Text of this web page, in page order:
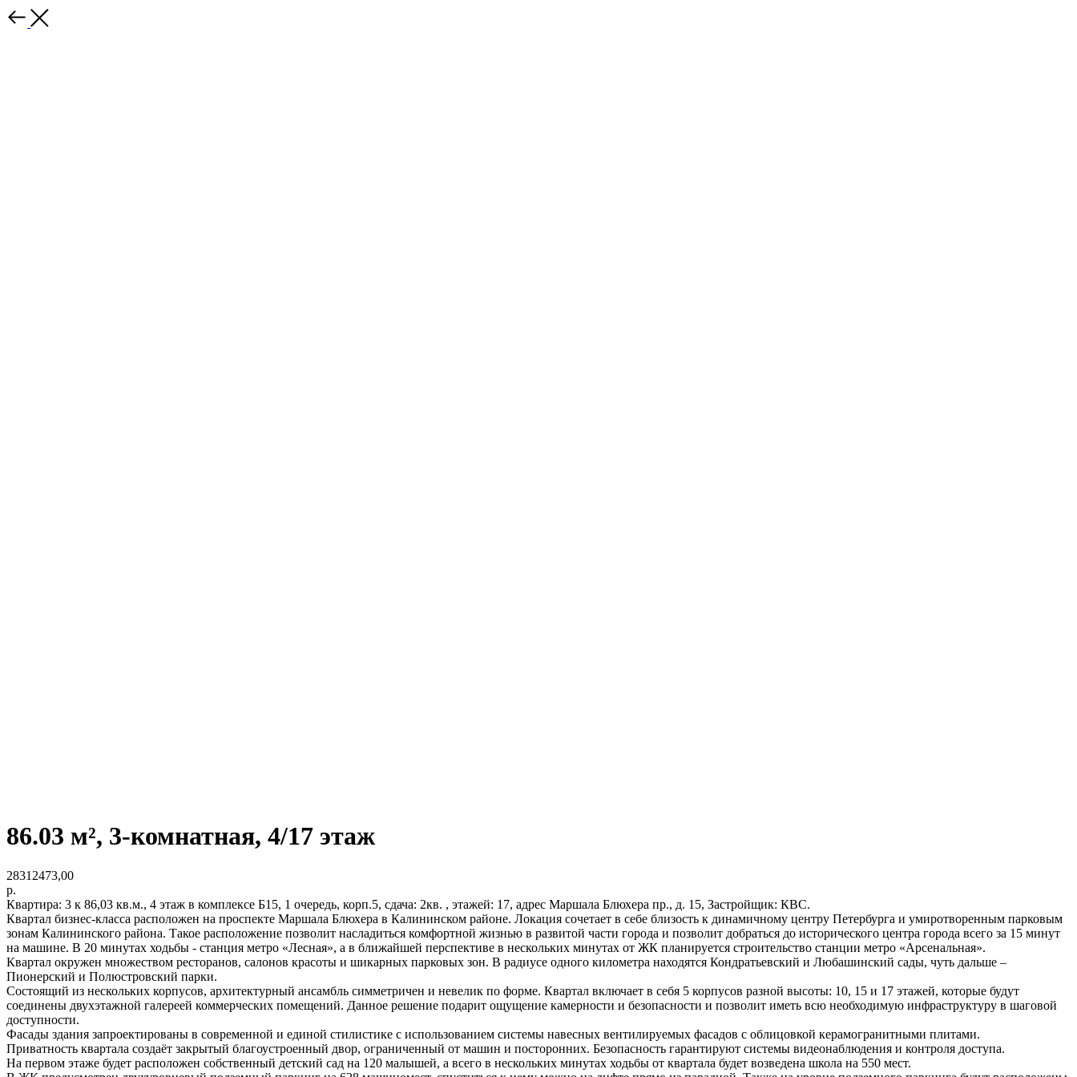
86.03 м², 3-комнатная, 4/17 этаж
28312473,00
р.
Квартира: 3 к 86,03 кв.м., 4 этаж в комплексе Б15, 1 очередь, корп.5, сдача: 2кв. , этажей: 17, адрес Маршала Блюхера пр., д. 15, Застройщик: КВС.
Квартал бизнес-класса расположен на проспекте Маршала Блюхера в Калининском районе. Локация сочетает в себе близость к динамичному центру Петербурга и умиротворенным парковым
зонам Калининского района. Такое расположение позволит насладиться комфортной жизнью в развитой части города и позволит добраться до исторического центра города всего за 15 минут
на машине. В 20 минутах ходьбы - станция метро «Лесная», а в ближайшей перспективе в нескольких минутах от ЖК планируется строительство станции метро «Арсенальная».
Квартал окружен множеством ресторанов, салонов красоты и шикарных парковых зон. В радиусе одного километра находятся Кондратьевский и Любашинский сады, чуть дальше –
Пионерский и Полюстровский парки.
Состоящий из нескольких корпусов, архитектурный ансамбль симметричен и невелик по форме. Квартал включает в себя 5 корпусов разной высоты: 10, 15 и 17 этажей, которые будут
соединены двухэтажной галереей коммерческих помещений. Данное решение подарит ощущение камерности и безопасности и позволит иметь всю необходимую инфраструктуру в шаговой
доступности.
Фасады здания запроектированы в современной и единой стилистике с использованием системы навесных вентилируемых фасадов с облицовкой керамогранитными плитами.
Приватность квартала создаёт закрытый благоустроенный двор, ограниченный от машин и посторонних. Безопасность гарантируют системы видеонаблюдения и контроля доступа.
На первом этаже будет расположен собственный детский сад на 120 малышей, а всего в нескольких минутах ходьбы от квартала будет возведена школа на 550 мест.